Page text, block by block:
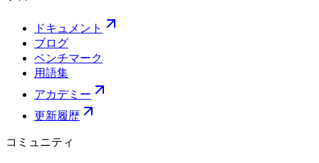
ドキュメント
ブログ
ベンチマーク
用語集
アカデミー
更新履歴
コミュニティ